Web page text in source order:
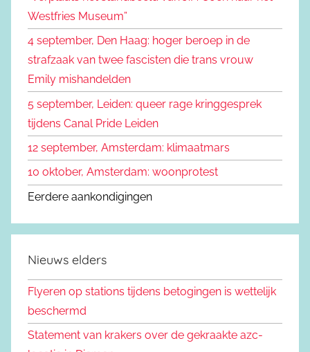
:
Westfries Museum”
4 september, Den Haag: hoger beroep in de
strafzaak van twee fascisten die trans vrouw
Emily mishandelden
5 september, Leiden: queer rage kringgesprek
tijdens Canal Pride Leiden
12 september, Amsterdam: klimaatmars
10 oktober, Amsterdam: woonprotest
Eerdere aankondigingen
Nieuws elders
Flyeren op stations tijdens betogingen is wettelijk
beschermd
Statement van krakers over de gekraakte azc-